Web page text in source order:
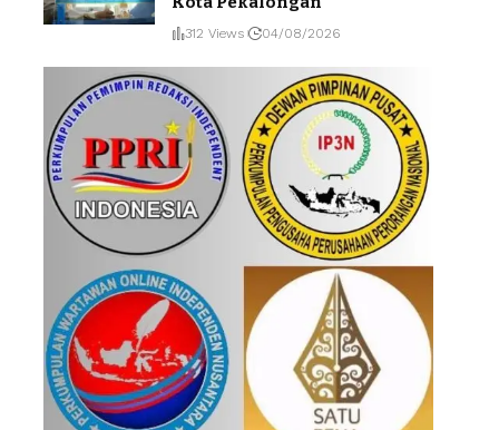
312 Views 04/08/2026